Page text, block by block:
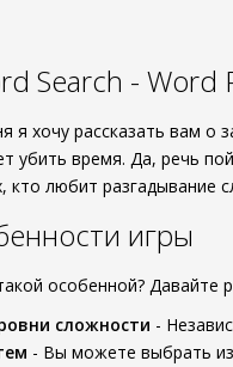
Search -
я хочу рассказать вам о
убить время. Да, речь
кто любит разгадывание
игры
особенной? Давайте
сложности -
- Вы можете выбрать